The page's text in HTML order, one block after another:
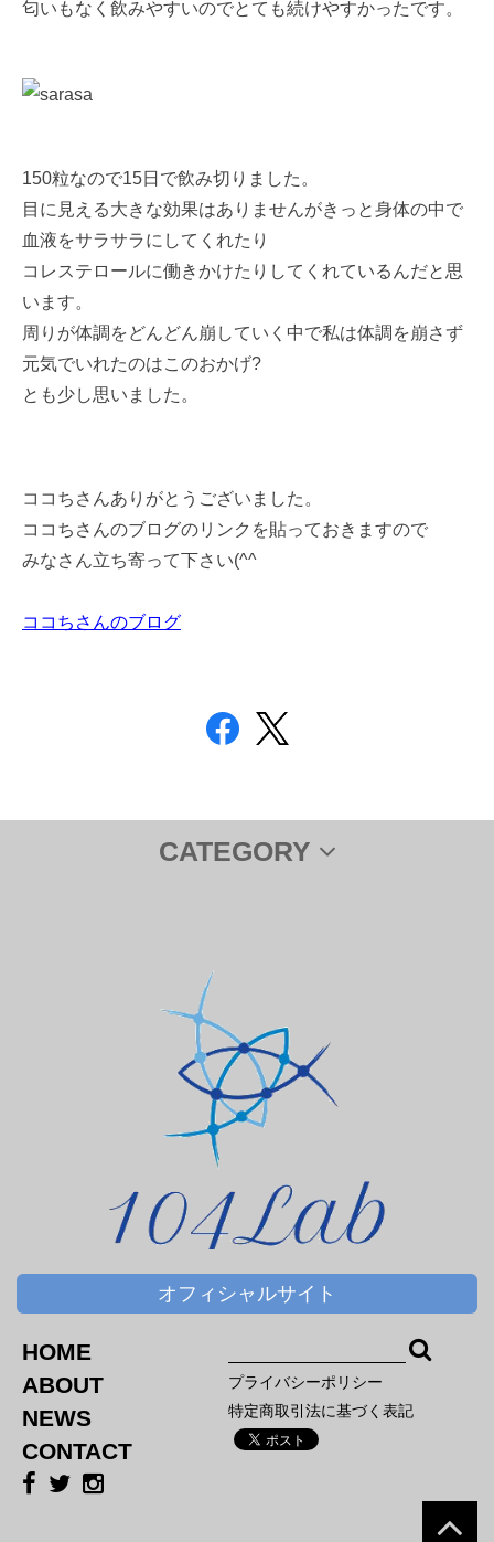
匂いもなく飲みやすいのでとても続けやすかったです。
150粒なので15日で飲み切りました。
目に見える大きな効果はありませんがきっと身体の中で
血液をサラサラにしてくれたり
コレステロールに働きかけたりしてくれているんだと思
います。
周りが体調をどんどん崩していく中で私は体調を崩さず
元気でいれたのはこのおかげ?
とも少し思いました。
ココちさんありがとうございました。
ココちさんのブログのリンクを貼っておきますので
みなさん立ち寄って下さい(^^ゞ
ココちさんのブログ
CATEGORY
オフィシャルサイト
HOME
ABOUT
NEWS
CONTACT
プライバシーポリシー
特定商取引法に基づく表記